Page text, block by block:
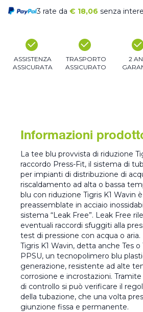
3 rate da € 18,06 senza
ASSISTENZA
ASSICURATA
TRASPORTO
ASSICURATO
2
Informazioni
La tee blu provvista di riduzione
raccordo Press-Fit, il sistema di
per impianti di distribuzione di
riscaldamento ad alta o bassa
blu con riduzione Tigris K1 Wavin
preassemblate in acciaio
sistema “Leak Free”. Leak Free
eventuali raccordi sfuggiti alla
test di pressione con acqua o
Tigris K1 Wavin, detta anche Tes o
PPSU, un tecnopolimero blu
generazione, resistente ad alte
corrosione e incrostazioni.
di controllo si può verificare il
della tubazione, che una volta
giunzione fissa e permanente.